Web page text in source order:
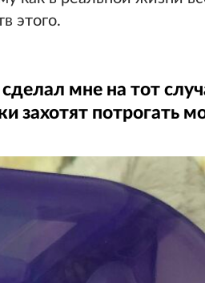
этого.
мне на тот
захотят потрогать